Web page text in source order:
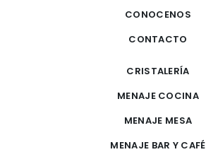
CONOCENOS
CONTACTO
CRISTALERÍA
MENAJE COCINA
MENAJE MESA
MENAJE BAR Y CAFÉ